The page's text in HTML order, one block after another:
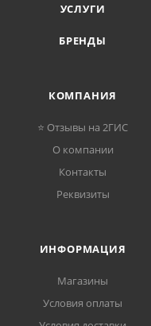
УСЛУГИ
БРЕНДЫ
КОМПАНИЯ
⭐ Отзывы на 2ГИС
О компании
Контакты
Реквизиты
ИНФОРМАЦИЯ
Магазины
Условия оплаты